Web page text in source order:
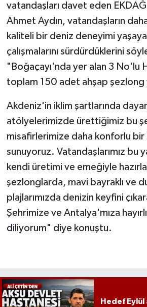
vatandaşları davet eden
Ahmet Aydın, vatandaşların
kaliteli bir deniz deneyimi
çalışmalarını sürdürdüklerini
"Boğaçayı'nda yer alan 3 No'lu
toplam 150 adet ahşap
Akdeniz'in iklim şartlarında
atölyelerimizde ürettiğimiz bu
misafirlerimize daha konforlu bir
sunuyoruz. Vatandaşlarımız bu
kendi üretimi ve emeğiyle
şezlonglarda, mavi bayraklı ve
plajlarımızda denizin keyfini
Şehrimize ve Antalya'mıza hayırlı
diliyorum" diye konuştu.
Hedef Eylül